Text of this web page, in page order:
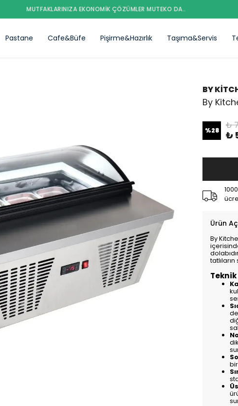
MUTFAKLARINIZA EKONOMIK ÇÖZÜMLER MUTEKO DA..
Pastane Cafe&Büfe Pişirme&Hazırlık Taşıma&Servis
BY
By
%28 ₺
₺
Ürün
By